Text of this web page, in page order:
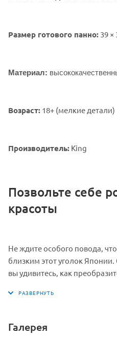
Размер готового панно: 39 ×
Материал:
Возраст: 18+ (мелкие детали)
Производитель: King
Позвольте себе
красоты
Не ждите особого повода,
близким этот уголок
вы удивитесь, как
набор прямо сейчас и
совершенству.
Галерея